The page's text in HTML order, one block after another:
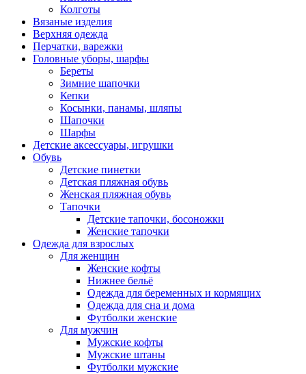
Колготы
Вязаные изделия
Верхняя одежда
Перчатки, варежки
Головные уборы, шарфы
Береты
Зимние шапочки
Кепки
Косынки, панамы, шляпы
Шапочки
Шарфы
Детские аксессуары, игрушки
Обувь
Детские пинетки
Детская пляжная обувь
Женская пляжная обувь
Тапочки
Детские тапочки, босоножки
Женские тапочки
Одежда для взрослых
Для женщин
Женские кофты
Нижнее бельё
Одежда для беременных и кормящих
Одежда для сна и дома
Футболки женские
Для мужчин
Мужские кофты
Мужские штаны
Футболки мужские